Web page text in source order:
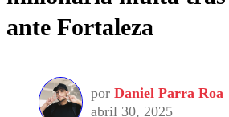
Colo Colo
Motor
Torneo Internacional
Torneo Nacional
Noticias
Internacional
Nacional
Vida Social
Programas
ante Fortaleza
por Daniel Parra Roa
abril 30, 2025